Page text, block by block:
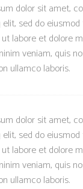
dolor sit amet,
elit, sed do
labore et dolore
veniam, quis
ullamco laboris.
dolor sit amet,
elit, sed do
labore et dolore
veniam, quis
ullamco laboris.